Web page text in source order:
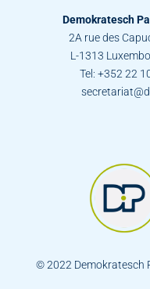
Demokratesch
2A rue des
L-1313
Tel: +352 22
© 2022 Demokratesch